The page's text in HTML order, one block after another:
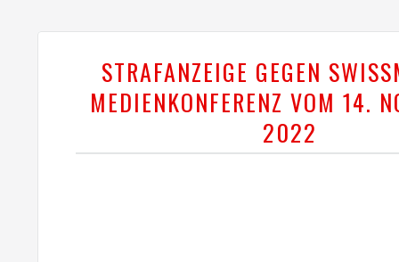
STRAFANZEIGE GEGEN
MEDIENKONFERENZ VOM 14.
2022